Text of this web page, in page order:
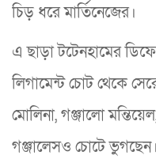
চিড় ধরে মার্তিনেজের।
এ ছাড়া টটেনহামের
লিগামেন্ট চোট থেকে
মোলিনা, গঞ্জালো
গঞ্জালেসও চোটে ভুগছেন।